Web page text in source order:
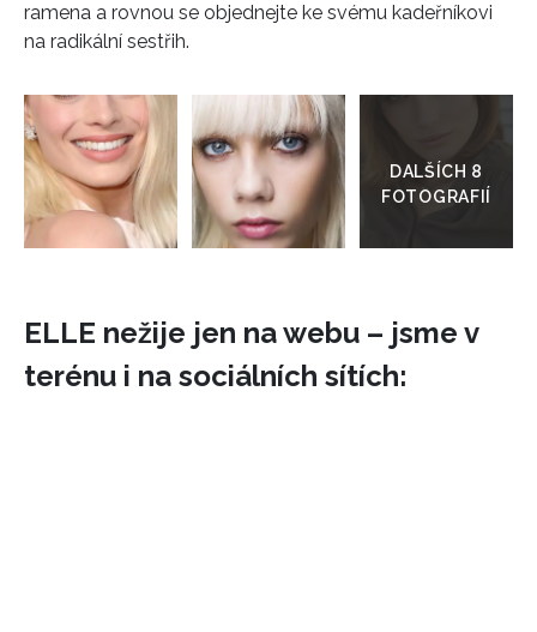
ramena a rovnou se objednejte ke svému kadeřníkovi
na radikální sestřih.
galerie
ELLE nežije jen na webu – jsme v
terénu i na sociálních sítích: